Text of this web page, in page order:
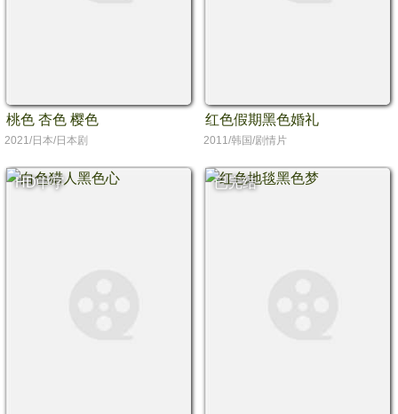
桃色 杏色 樱色
2021/日本/日本剧
红色假期黑色婚礼
2011/韩国/剧情片
HD中字 已完结